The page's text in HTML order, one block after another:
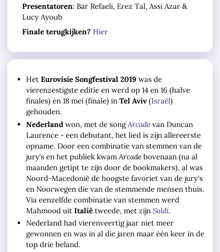
Presentatoren: Bar Refaeli, Erez Tal, Assi Azar &
Lucy Ayoub
Finale terugkijken? Hier
Het Eurovisie Songfestival 2019 was de
vierenzestigste editie en werd op 14 en 16 (halve
finales) en 18 mei (finale) in Tel Aviv(Israël)
gehouden.
Nederland won, met de song Arcadevan Duncan
Laurence - een debutant, het lied is zijn allereerste
opname. Door een combinatie van stemmen van de
jury's en het publiek kwam Arcadebovenaan (na al
maanden getipt te zijn door de bookmakers), al was
Noord-Macedonië de hoogste favoriet van de jury's
en Noorwegen die van de stemmende mensen thuis.
Via eenzelfde combinatie van stemmen werd
Mahmood uit Italiëtweede, met zijn Soldi.
Nederland had vierenveertig jaar niet meer
gewonnen en was in al die jaren maar één keer in de
top drie beland.